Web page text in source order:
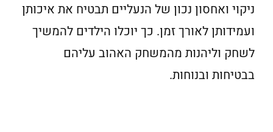
ניקוי ואחסון נכון של הנעליים תבטיח את איכותן
ועמידותן לאורך זמן. כך יוכלו הילדים להמשיך
לשחק וליהנות מהמשחק האהוב עליהם
בבטיחות ובנוחות.